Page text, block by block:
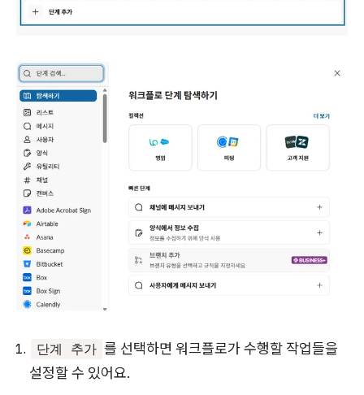
단계 추가 를 선택하면 워크플로가 수행할 작업들을
설정할 수 있어요.